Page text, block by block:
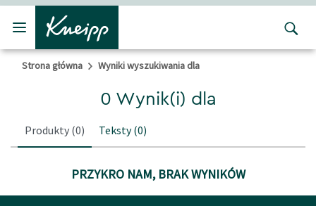
Przejdź do głównego menu
Przejdź do stopki
Strona główna Wyniki wyszukiwania dla
0 Wynik(i) dla
Produkty (0) Teksty(0)
PRZYKRO NAM, BRAK WYNIKÓW